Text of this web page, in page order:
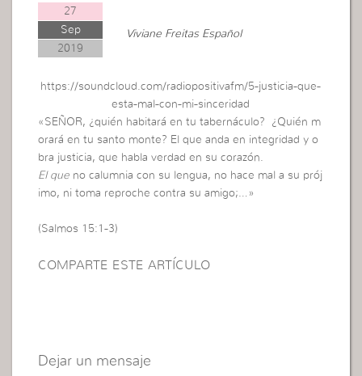
27
Sep
2019
Viviane Freitas Español
https://soundcloud.com/radiopositivafm/5-justicia-que-
esta-mal-con-mi-sinceridad
«SEÑOR, ¿quién habitará en tu tabernáculo? ¿Quién m
orará en tu santo monte? El que anda en integridad y o
bra justicia, que habla verdad en su corazón.
El que no calumnia con su lengua, no hace mal a su prój
imo, ni toma reproche contra su amigo;…»
(Salmos 15:1-3)
COMPARTE ESTE ARTÍCULO
Dejar un mensaje